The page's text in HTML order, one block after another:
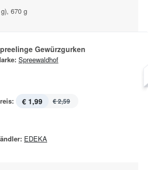
670 g
Gewürzgurken
Spreewaldhof
€ 1,99 € 2,59
EDEKA